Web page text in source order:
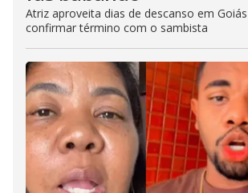
Atriz aproveita dias de descanso em
confirmar término com o sambista